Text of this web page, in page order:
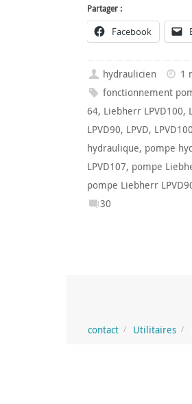
Partager :
Facebook
hydraulicien 1
fonctionnement
64, Liebherr LPVD100,
LPVD90, LPVD, LPVD100
hydraulique, pompe
LPVD107, pompe
pompe Liebherr
30
contact Utilitaires